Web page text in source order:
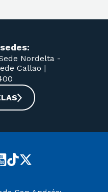
Nordelta -
Callao |